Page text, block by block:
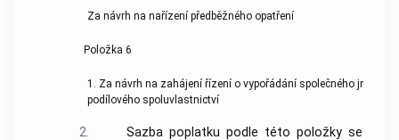
Za návrh na nařízení předběžného opatření
Položka 6
1. Za návrh na zahájení řízení o vypořádání společného jmění
podílového spoluvlastnictví
2.
Sazba poplatku podle této položky se